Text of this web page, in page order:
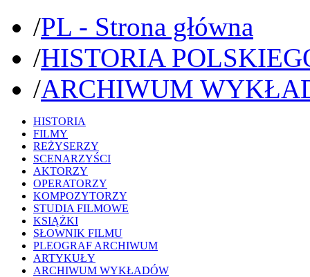
/PL - Strona główna
/HISTORIA
/ARCHIWUM
HISTORIA
FILMY
REŻYSERZY
SCENARZYŚCI
AKTORZY
OPERATORZY
KOMPOZYTORZY
STUDIA FILMOWE
KSIĄŻKI
SŁOWNIK FILMU
PLEOGRAF ARCHIWUM
ARTYKUŁY
ARCHIWUM WYKŁADÓW